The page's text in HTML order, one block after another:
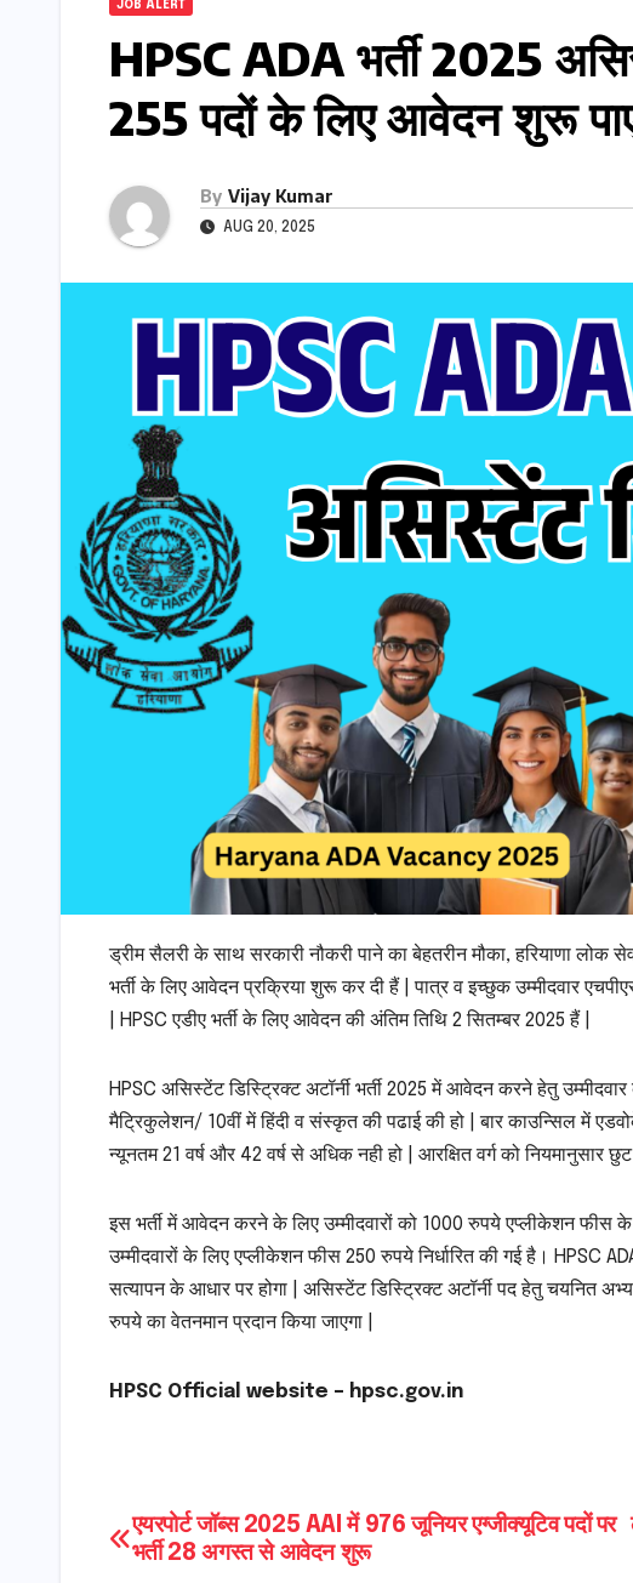
JOB ALERT
HPSC ADA भर्ती 2025
255 पदों के लिए आवेदन शुरू
By Vijay Kumar
AUG 20, 2025
ड्रीम सैलरी के साथ सरकारी नौकरी पाने का बेहतरीन मौका, हरियाणा
भर्ती के लिए आवेदन प्रक्रिया शुरू कर दी हैं | पात्र व इच्छुक उम्मीदवार
| HPSC एडीए भर्ती के लिए आवेदन की अंतिम तिथि 2 सितम्बर 2025 हैं |
HPSC असिस्टेंट डिस्ट्रिक्ट अटॉर्नी भर्ती 2025 में आवेदन करने हेतु
मैट्रिकुलेशन/ 10वीं में हिंदी व संस्कृत की पढाई की हो | बार काउन्सिल में
न्यूनतम 21 वर्ष और 42 वर्ष से अधिक नही हो | आरक्षित वर्ग को नियमानुसार छुट
इस भर्ती में आवेदन करने के लिए उम्मीदवारों को 1000 रुपये एप्लीकेशन फीस
उम्मीदवारों के लिए एप्लीकेशन फीस 250 रुपये निर्धारित की गई है। HPSC
सत्यापन के आधार पर होगा | असिस्टेंट डिस्ट्रिक्ट अटॉर्नी पद हेतु चयनित
रुपये का वेतनमान प्रदान किया जाएगा |
HPSC Official website – hpsc.gov.in
Post
एयरपोर्ट जॉब्स 2025 AAI में 976 जूनियर एग्जीक्यूटिव पदों पर
भर्ती 28 अगस्त से आवेदन शुरू